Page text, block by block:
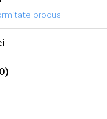
produs